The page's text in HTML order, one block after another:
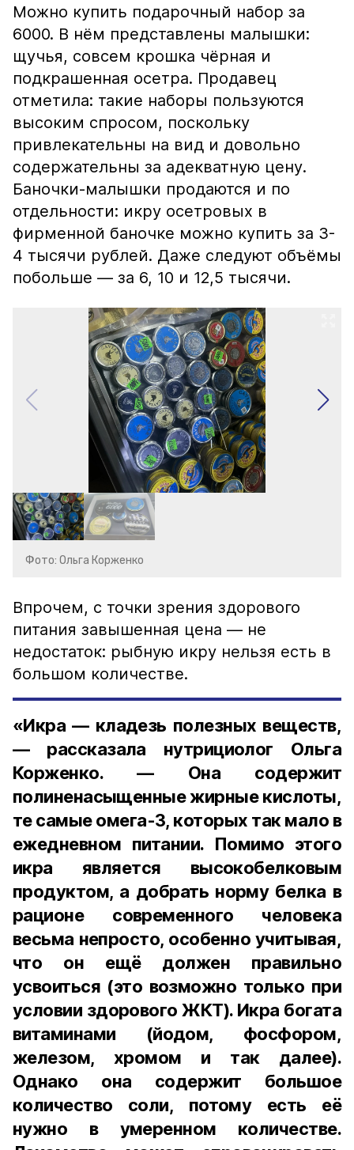
Можно купить подарочный набор за
6000. В нём представлены малышки:
щучья, совсем крошка чёрная и
подкрашенная осетра. Продавец
отметила: такие наборы пользуются
высоким спросом, поскольку
привлекательны на вид и довольно
содержательны за адекватную цену.
Баночки-малышки продаются и по
отдельности: икру осетровых в
фирменной баночке можно купить за 3-
4 тысячи рублей. Даже следуют объёмы
побольше — за 6, 10 и 12,5 тысячи.
Фото: Ольга Корженко
Впрочем, с точки зрения здорового
питания завышенная цена — не
недостаток: рыбную икру нельзя есть в
большом количестве.
«Икра — кладезь полезных веществ,
— рассказала нутрициолог Ольга
Корженко. — Она содержит
полиненасыщенные жирные кислоты,
те самые омега-3, которых так мало в
ежедневном питании. Помимо этого
икра является высокобелковым
продуктом, а добрать норму белка в
рационе современного человека
весьма непросто, особенно учитывая,
что он ещё должен правильно
усвоиться (это возможно только при
условии здорового ЖКТ). Икра богата
витаминами (йодом, фосфором,
железом, хромом и так далее).
Однако она содержит большое
количество соли, потому есть её
нужно в умеренном количестве.